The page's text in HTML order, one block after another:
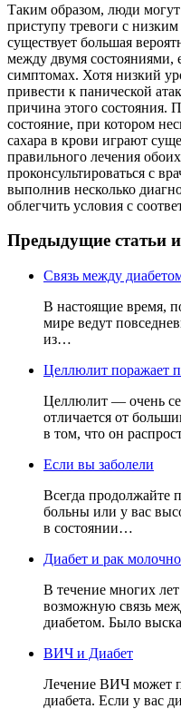
Таким образом, люди
приступу тревоги с
существует большая
между двумя состояниями,
симптомах. Хотя низкий
привести к панической
причина этого состояния.
состояние, при котором
сахара в крови играют
правильного лечения
проконсультироваться с
выполнив несколько
облегчить условия с
Предыдущие статьи
Связь между
В настоящие время,
мире ведут
из…
Целлюлит поражает
Целлюлит — очень
отличается от
в том, что он
Если вы заболели
Всегда продолжайте
больны или у вас
в состоянии…
Диабет и рак
В течение многих
возможную связь
диабетом. Было
ВИЧ и Диабет
Лечение ВИЧ может
диабета. Если у вас